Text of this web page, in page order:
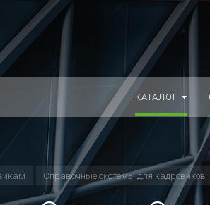
КАТАЛОГ
Справочные системы для кадровиков